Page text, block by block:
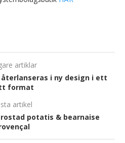
artiklar
i ny design i ett
format
artikel
potatis & bearnaise